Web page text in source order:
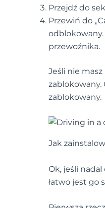
Przejdź do
Przewiń do
przewoźnika.
Jeśli nie masz
zablokowany.
zablokowany.
Jak
Ok, jeśli
łatwo jest go